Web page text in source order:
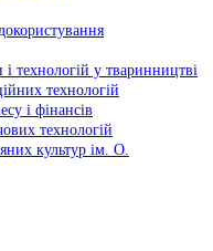
технологій у тваринництві
технологій
і фінансів
технологій
культур ім. О.